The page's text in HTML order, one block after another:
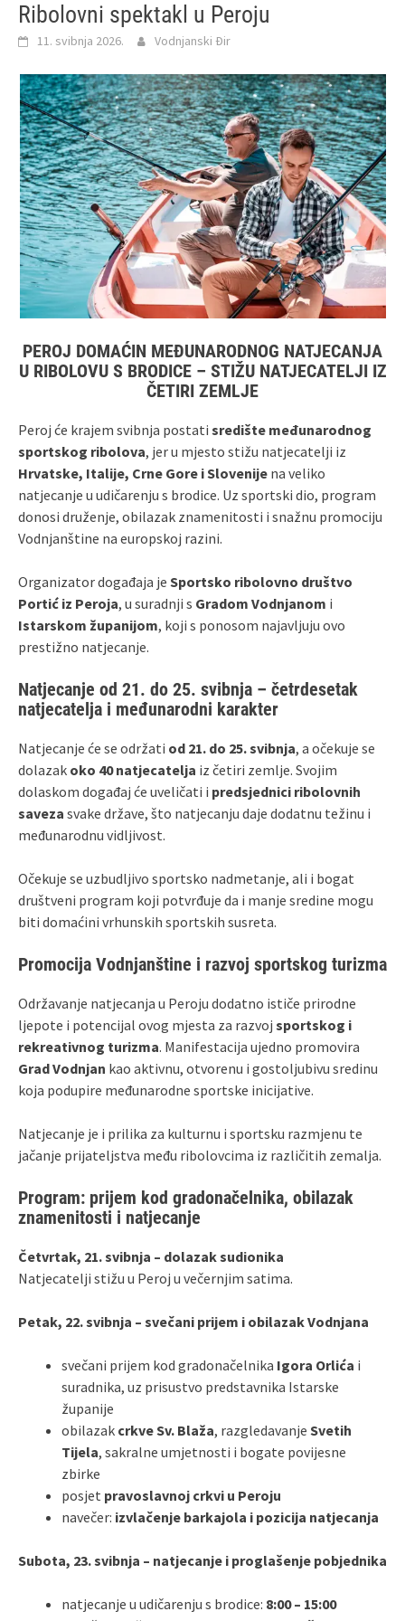
Ribolovni spektakl u Peroju
11. svibnja 2026. Vodnjanski Đir
PEROJ DOMAĆIN MEĐUNARODNOG NATJECANJA
U RIBOLOVU S BRODICE – STIŽU NATJECATELJI IZ
ČETIRI ZEMLJE
Peroj će krajem svibnja postati središte međunarodnog
sportskog ribolova, jer u mjesto stižu natjecatelji iz
Hrvatske, Italije, Crne Gore i Slovenije na veliko
natjecanje u udičarenju s brodice. Uz sportski dio, program
donosi druženje, obilazak znamenitosti i snažnu promociju
Vodnjanštine na europskoj razini.
Organizator događaja je Sportsko ribolovno društvo
Portić iz Peroja, u suradnji s Gradom Vodnjanom i
Istarskom županijom, koji s ponosom najavljuju ovo
prestižno natjecanje.
Natjecanje od 21. do 25. svibnja – četrdesetak
natjecatelja i međunarodni karakter
Natjecanje će se održati od 21. do 25. svibnja, a očekuje se
dolazak oko 40 natjecatelja iz četiri zemlje. Svojim
dolaskom događaj će uveličati i predsjednici ribolovnih
saveza svake države, što natjecanju daje dodatnu težinu i
međunarodnu vidljivost.
Očekuje se uzbudljivo sportsko nadmetanje, ali i bogat
društveni program koji potvrđuje da i manje sredine mogu
biti domaćini vrhunskih sportskih susreta.
Promocija Vodnjanštine i razvoj sportskog turizma
Održavanje natjecanja u Peroju dodatno ističe prirodne
ljepote i potencijal ovog mjesta za razvoj sportskog i
rekreativnog turizma. Manifestacija ujedno promovira
Grad Vodnjan kao aktivnu, otvorenu i gostoljubivu sredinu
koja podupire međunarodne sportske inicijative.
Natjecanje je i prilika za kulturnu i sportsku razmjenu te
jačanje prijateljstva među ribolovcima iz različitih zemalja.
Program: prijem kod gradonačelnika, obilazak
znamenitosti i natjecanje
Četvrtak, 21. svibnja – dolazak sudionika
Natjecatelji stižu u Peroj u večernjim satima.
Petak, 22. svibnja – svečani prijem i obilazak Vodnjana
svečani prijem kod gradonačelnika Igora Orlića i
suradnika, uz prisustvo predstavnika Istarske
županije
obilazak crkve Sv. Blaža, razgledavanje Svetih
Tijela, sakralne umjetnosti i bogate povijesne
zbirke
posjet pravoslavnoj crkvi u Peroju
navečer: izvlačenje barkajola i pozicija natjecanja
Subota, 23. svibnja – natjecanje i proglašenje pobjednika
natjecanje u udičarenju s brodice: 8:00 – 15:00